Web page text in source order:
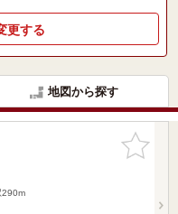
更する
地図から探す
お気に入
りに追加
290m